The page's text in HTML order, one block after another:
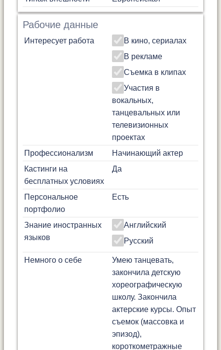
Рабочие данные
Интересует работа
В кино, сериалах
В рекламе
Съемка в клипах
Участия в
вокальных,
танцевальных или
телевизионных
проектах
Профессионализм
Начинающий актер
Кастинги на
бесплатных условиях
Да
Персональное
портфолио
Есть
Знание иностранных
языков
Английский
Русский
Немного о себе
Умею танцевать,
закончила детскую
хореографическую
школу. Закончила
актерские курсы. Опыт
съемок (массовка и
эпизод),
короткометражные